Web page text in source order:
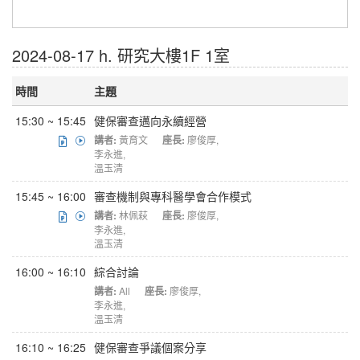
2024-08-17 h. 研究大樓1F 1室
時間
主題
15:30 ~ 15:45 健保審查邁向永續經營
講者: 黃育文 座長: 廖俊厚,
李永進,
溫玉清
15:45 ~ 16:00 審查機制與專科醫學會合作模式
講者: 林佩萩 座長: 廖俊厚,
李永進,
溫玉清
16:00 ~ 16:10 綜合討論
講者: All 座長: 廖俊厚,
李永進,
溫玉清
16:10 ~ 16:25 健保審查爭議個案分享